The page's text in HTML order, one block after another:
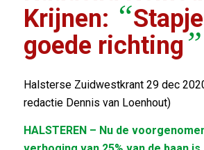
Krijnen: “
goede richting”
Halsterse Zuidwestkrant 29 dec
redactie Dennis van Loenhout)
HALSTEREN – Nu de